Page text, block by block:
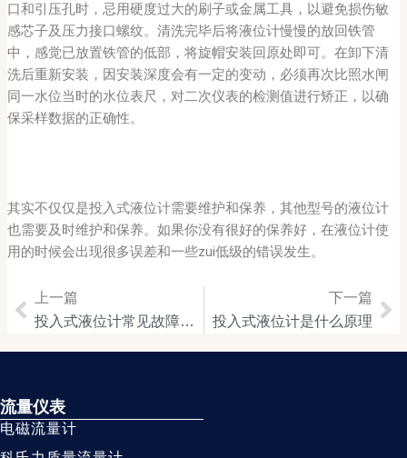
口和引压孔时，忌用硬度过大的刷子或金属工具，以避免损伤敏
感芯子及压力接口螺纹。清洗完毕后将液位计慢慢的放回铁管
中，感觉已放置铁管的低部，将旋帽安装回原处即可。在卸下清
洗后重新安装，因安装深度会有一定的变动，必须再次比照水闸
同一水位当时的水位表尺，对二次仪表的检测值进行矫正，以确
保采样数据的正确性。
其实不仅仅是投入式液位计需要维护和保养，其他型号的液位计
也需要及时维护和保养。如果你没有很好的保养好，在液位计使
用的时候会出现很多误差和一些zui低级的错误发生。
Prev
上一篇
投入式液位计常见故障分析与处理
下一篇
投入式液位计是什么原理
流量仪表
电磁流量计